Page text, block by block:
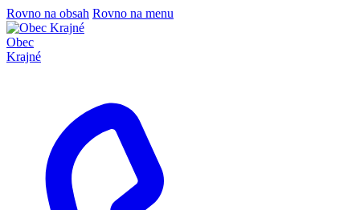
Rovno na obsah Rovno na menu
Obec
Krajné